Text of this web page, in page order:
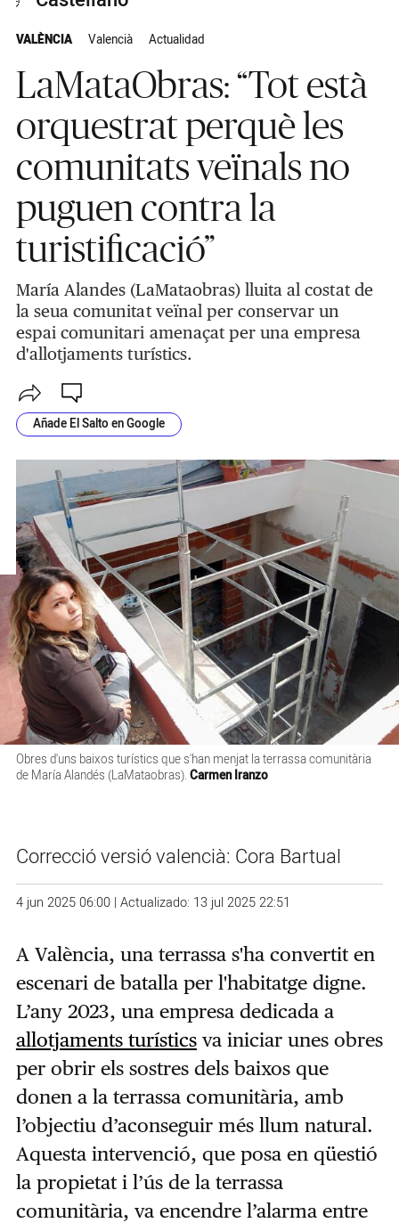
VALÈNCIA Valencià Actualidad
LaMataObras: “Tot està
orquestrat perquè les
comunitats veïnals no
puguen contra la
turistificació”
María Alandes (LaMataobras) lluita al costat de
la seua comunitat veïnal per conservar un
espai comunitari amenaçat per una empresa
d'allotjaments turístics.
Añade El Salto en Google
Obres d'uns baixos turístics que s'han menjat la terrassa comunitària
de María Alandés (LaMataobras). Carmen Iranzo
Correcció versió valencià: Cora Bartual
4 jun 2025 06:00 | Actualizado: 13 jul 2025 22:51
A València, una terrassa s'ha convertit en
escenari de batalla per l'habitatge digne.
L’any 2023, una empresa dedicada a
allotjaments turísticsva iniciar unes obres
per obrir els sostres dels baixos que
donen a la terrassa comunitària, amb
l’objectiu d’aconseguir més llum natural.
Aquesta intervenció, que posa en qüestió
la propietat i l’ús de la terrassa
comunitària, va encendre l’alarma entre